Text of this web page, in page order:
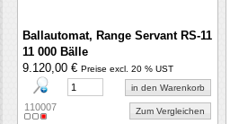
Ballautomat, Range Servant RS-11
11 000 Bälle
9.120,00 € Preise excl. 20 % UST
in den Warenkorb
110007 Zum Vergleichen